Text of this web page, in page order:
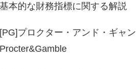
基本的な財務指標に関する解説
[PG]プロクター・アンド・ギャ
Procter&Gamble